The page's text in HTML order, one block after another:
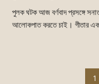
পুলক ঘটক আজ বর্ণবাদ প্রসঙ্গে
আলোকপাত করতে চাই। গীতার
1